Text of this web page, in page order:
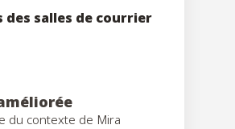
des salles de courrier
du contexte de Mira